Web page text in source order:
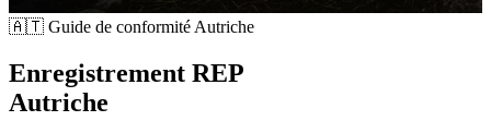
🇦🇹 Guide de conformité Autriche
Enregistrement REP
Autriche